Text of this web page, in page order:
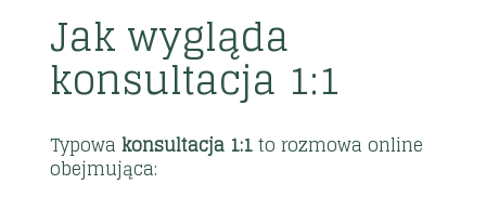
Jak wygląda
konsultacja 1:1
Typowakonsultacja 1:1to rozmowa online
obejmująca: